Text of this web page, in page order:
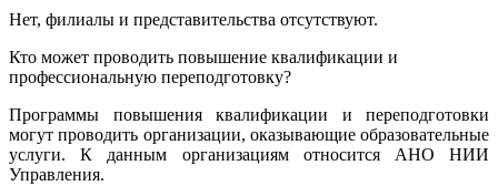
Нет, филиалы и представительства отсутствуют.
Кто может проводить повышение квалификации и
профессиональную переподготовку?
Программы повышения квалификации и переподготовки
могут проводить организации, оказывающие образовательные
услуги. К данным организациям относится АНО НИИ
Управления.